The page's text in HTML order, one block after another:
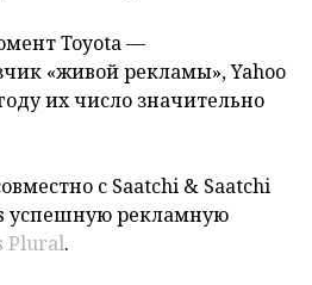
Toyota —
«живой рекламы», Yahoo
их число значительно
с Saatchi & Saatchi
успешную рекламную
Plural.